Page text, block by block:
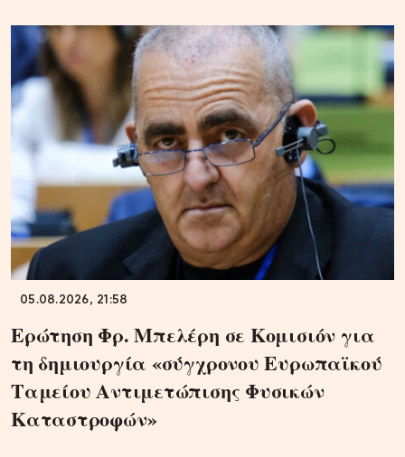
05.08.2026, 21:58
Ερώτηση Φρ. Μπελέρη σε Κομισιόν για
τη δημιουργία «σύγχρονου Ευρωπαϊκού
Ταμείου Αντιμετώπισης Φυσικών
Καταστροφών»